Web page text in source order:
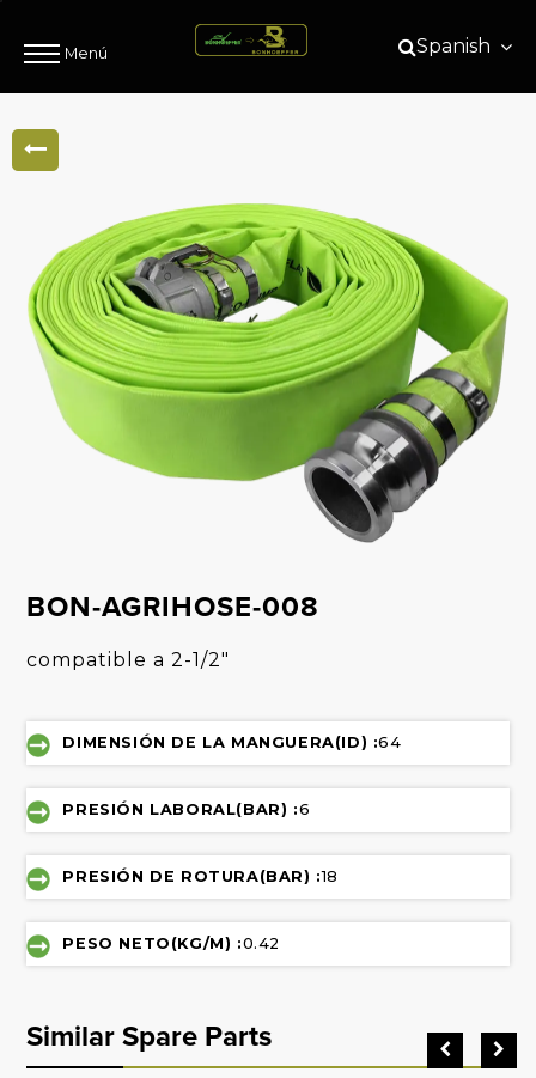
Menú Spanish
BON-AGRIHOSE-008
compatible a 2-1/2"
DIMENSIÓN DE LA MANGUERA(ID) :64
PRESIÓN LABORAL(BAR) :6
PRESIÓN DE ROTURA(BAR) :18
PESO NETO(KG/M) :0.42
Similar Spare Parts